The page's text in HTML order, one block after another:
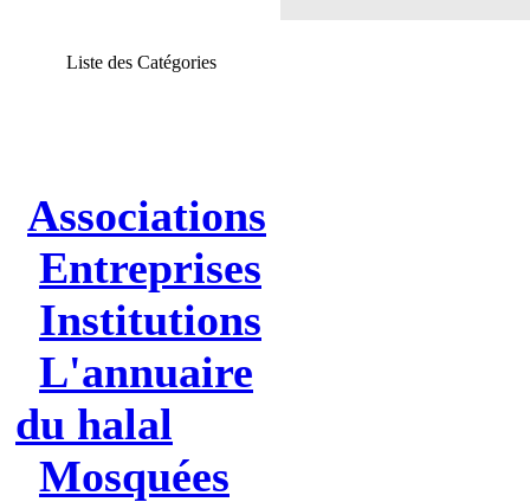
Liste des Catégories
Associations
Entreprises
Institutions
L'annuaire
du halal
Mosquées